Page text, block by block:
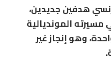
هدفين جديدين،
المونديالية
وهو إنجاز غير